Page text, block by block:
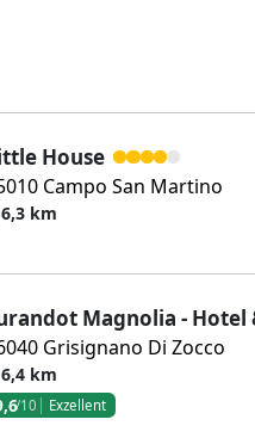
House
Campo San Martino
6,3 km
Magnolia - Hotel
Grisignano Di Zocco
6,4 km
/10 Exzellent